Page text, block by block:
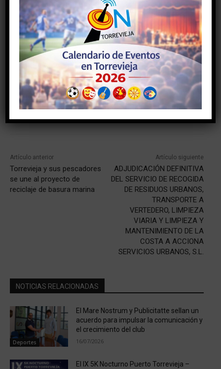
TAGS #alicante #comunidadvalenciana
#deporte
#torreviejaon #vegabaja
Artículo anterior
Torrevieja y sus pescadores
se une al proyecto de
reciclaje de basura marina
Artículo siguiente
ADJUDICACIÓN DEFINITIVA
DEL SERVICIO DE RECOGIDA
DE RESIDUOS URBANOS,
TRANSPORTE A
VERTEDERO, LIMPIEZA
VIARIA Y LIMPIEZA Y
MANTENIMIENTO DE LA
COSTA A ACCIONA
SERVICIOS URBANOS, S.L.
NOTICIAS RELACIONADAS
Deportes
El Mare Nostrum y Publicitatte sellan un
acuerdo para impulsar la comunicación y
el crecimiento del club
16/07/2026
El IX 5K Nocturno Puerto Torrevieja –